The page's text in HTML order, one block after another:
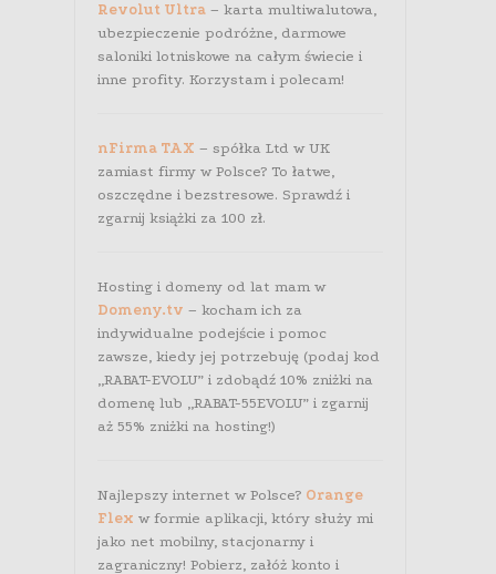
Revolut Ultra– karta multiwalutowa,
ubezpieczenie podróżne, darmowe
saloniki lotniskowe na całym świecie i
inne profity. Korzystam i polecam!
nFirma TAX – spółka Ltd w UK
zamiast firmy w Polsce? To łatwe,
oszczędne i bezstresowe. Sprawdź i
zgarnij książki za 100 zł.
Hosting i domeny od lat mam w
Domeny.tv – kocham ich za
indywidualne podejście i pomoc
zawsze, kiedy jej potrzebuję (podaj kod
„RABAT-EVOLU” i zdobądź 10% zniżki na
domenę lub „RABAT-55EVOLU” i zgarnij
aż 55% zniżki na hosting!)
Najlepszy internet w Polsce? Orange
Flex w formie aplikacji, który służy mi
jako net mobilny, stacjonarny i
zagraniczny! Pobierz, załóż konto i